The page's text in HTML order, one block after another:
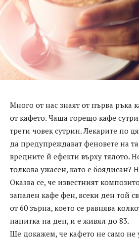
Много от нас знаят от първа ръка
от кафето. Чаша горещо кафе
трети човек сутрин. Лекарите по
да предупреждават феновете на
вредните й ефекти върху тялото.
толкова ужасен, като е боядисан?
Оказва се, че известният
запален кафе фен, всеки ден той
от 60 зърна, което се равнява
напитка на ден, и е живял до 83.
Ще докажем, че кафето не само не